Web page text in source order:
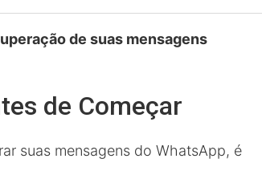
de suas mensagens
de Começar
suas mensagens do WhatsApp, é